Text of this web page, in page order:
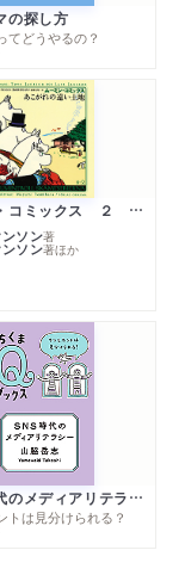
の探し方
てどうやるの？
ムーミン・コミックス ２ あこがれの遠い土地
ンソン著
ソン著ほか
ＳＮＳ時代のメディアリテラシー
トは見分けられる？